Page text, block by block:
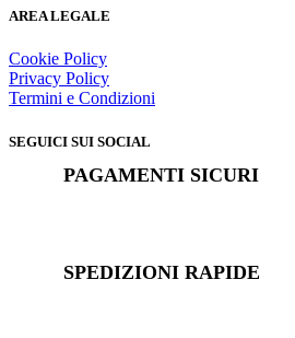
AREA LEGALE
Cookie Policy
Privacy Policy
Termini e Condizioni
SEGUICI SUI SOCIAL
PAGAMENTI SICURI
SPEDIZIONI RAPIDE